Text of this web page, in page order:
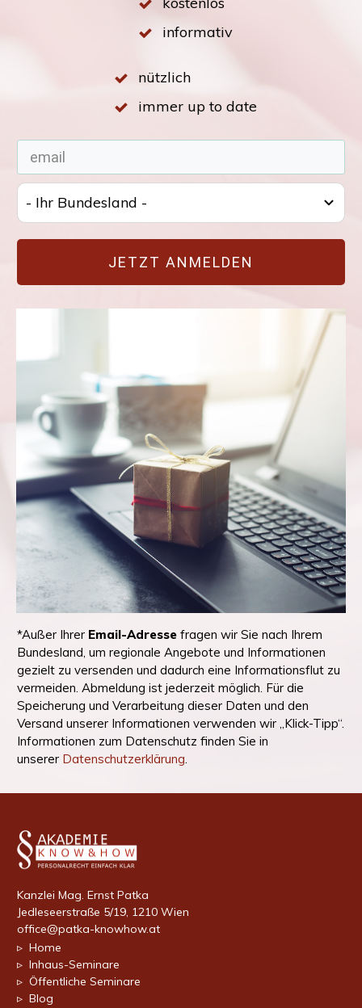
informativ
nützlich
immer up to date
- Ihr Bundesland -
JETZT ANMELDEN
*Außer Ihrer Email-Adresse fragen wir Sie nach Ihrem
Bundesland, um regionale Angebote und Informationen
gezielt zu versenden und dadurch eine Informationsflut zu
vermeiden. Abmeldung ist jederzeit möglich. Für die
Speicherung und Verarbeitung dieser Daten und den
Versand unserer Informationen verwenden wir „Klick-Tipp“.
Informationen zum Datenschutz finden Sie in
unserer Datenschutzerklärung
Kanzlei Mag. Ernst Patka
Jedleseerstraße 5/19, 1210 Wien
office@patka-knowhow.at
▹ Home
▹ Inhaus-Seminare
▹ Öffentliche Seminare
▹ Blog